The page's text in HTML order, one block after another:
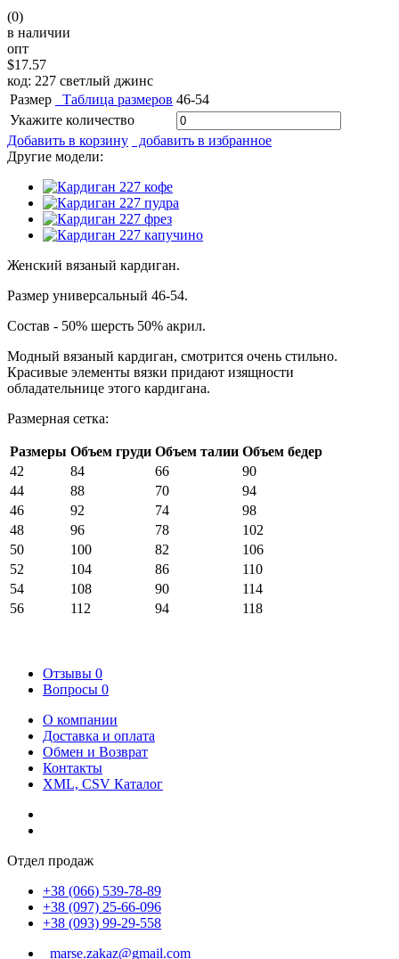
(0)
в наличии
опт
$17.57
код: 227 светлый джинс
Размер
Таблица размеров 46-54
Укажите количество
Добавить в корзину
добавить в избранное
Другие модели:
Женский вязаный кардиган.
Размер универсальный 46-54.
Состав - 50% шерсть 50% акрил.
Модный вязаный кардиган, смотрится очень стильно.
Красивые элементы вязки придают изящности
обладательнице этого кардигана.
Размерная сетка:
Размеры Объем груди Объем талии Объем бедер
42
84 66
90
44
88 70
94
46
92 74
98
48
96 78
102
50
100 82
106
52
104 86
110
54
108 90
114
56
112 94 118
Отзывы 0
Вопросы 0
О компании
Доставка и оплата
Обмен и Возврат
Контакты
XML, CSV Каталог
Отдел продаж
+38 (066) 539-78-89
+38 (097) 25-66-096
+38 (093) 99-29-558
marse.zakaz@gmail.com